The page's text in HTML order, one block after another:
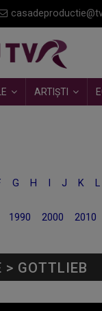
ARTIȘTI
G H J K L
1990 2000 2010
> GOTTLIEB